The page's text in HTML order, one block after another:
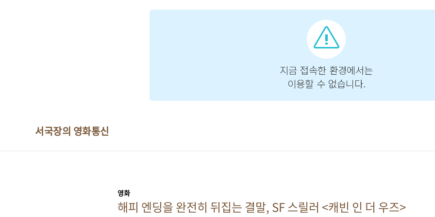
서국장의 영화통신
영화
해피 엔딩을 완전히 뒤집는 결말, SF 스릴러 <캐빈 인 더 우즈>